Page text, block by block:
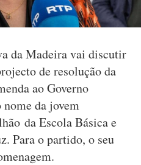
da Madeira vai discutir
de resolução da
ao Governo
da jovem
da Escola Básica e
Para o partido, o seu